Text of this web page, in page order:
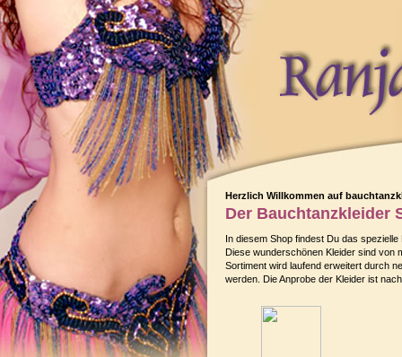
Herzlich Willkommen auf
Der Bauchtanzkleider
In diesem Shop findest Du das
Diese wunderschönen Kleider sind von
Sortiment wird laufend erweitert durch
werden. Die Anprobe der Kleider ist